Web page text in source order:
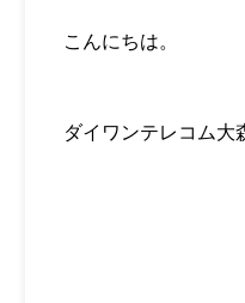
こんにちは。
ダイワンテレコム大